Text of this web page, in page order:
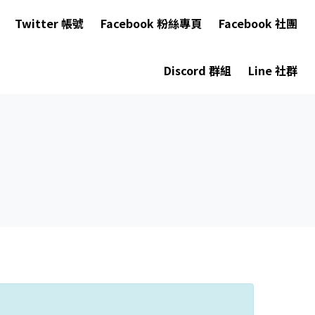
Twitter 帳號 Facebook 粉絲專頁 Facebook 社團
Discord 群組 Line 社群